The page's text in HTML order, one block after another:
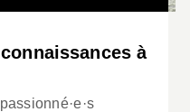
et enfin d’étendre
d’un demi-siècle.
à